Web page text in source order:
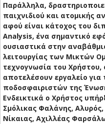
Παράλληλα,
παιχνιδιού και ατομικής
αφού είναι κάτοχος του
Analysis, ένα σημαντικό
ουσιαστικά στην
λειτουργίας των Μικτών
τεχνογνωσία του Χρήστου,
αποτελέσουν εργαλείο για
ποδοσφαιριστών της
Ενδεικτικά ο Χρήστος
Σμόλικας Φαλάνης,
Νίκαιας, Αχιλλέας